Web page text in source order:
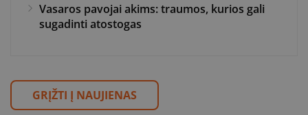
Vasaros pavojai akims: traumos, kurios gali
sugadinti atostogas
GRĮŽTI Į NAUJIENAS